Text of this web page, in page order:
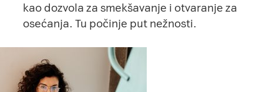
kao dozvola za smekšavanje i otvaranje za
osećanja. Tu počinje put nežnosti.